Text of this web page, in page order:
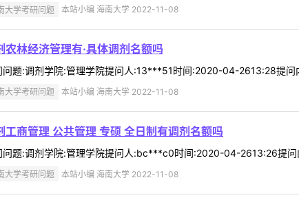
大学考研问题 本站小编 海南大学 2022-11-08
农林经济管理有·具体调剂名额吗
问题:调剂学院:管理学院提问人:13***51时间:2020-04-2613:28提问
大学考研问题 本站小编 海南大学 2022-11-08
工商管理 公共管理 专硕 全日制有调剂名额吗
问题:调剂学院:管理学院提问人:bc***c0时间:2020-04-2613:26提问
大学考研问题 本站小编 海南大学 2022-11-08